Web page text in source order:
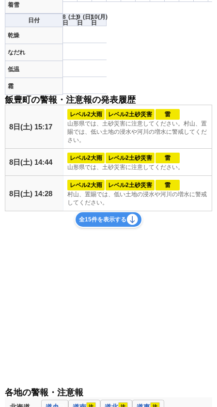
着雪
日付
乾燥
なだれ
低温
霜
8
日
(土)9
日
(日)10
日
(月)
飯豊町の警報・注意報の発表履歴
8日(土) 15:17
レベル2大雨 レベル2土砂災害
雷
山形県では、土砂災害に注意してください。村山、置
賜では、低い土地の浸水や河川の増水に警戒してくだ
さい。
8日(土) 14:44 レベル2大雨 レベル2土砂災害
雷
山形県では、土砂災害に注意してください。
8日(土) 14:28
レベル2大雨 レベル2土砂災害
雷
村山、置賜では、低い土地の浸水や河川の増水に警戒
してください。
全15件を表示する
各地の警報・注意報